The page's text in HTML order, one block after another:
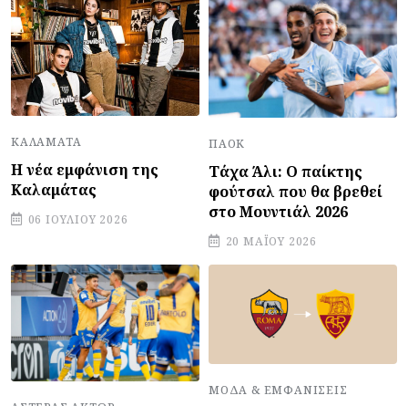
ΚΑΛΑΜΆΤΑ
Η νέα εμφάνιση της
Καλαμάτας
06 ΙΟΥΛΊΟΥ 2026
ΠΑΟΚ
Τάχα Άλι: Ο παίκτης
φούτσαλ που θα βρεθεί
στο Μουντιάλ 2026
20 ΜΑΪ́ΟΥ 2026
ΜΌΔΑ & ΕΜΦΑΝΊΣΕΙΣ